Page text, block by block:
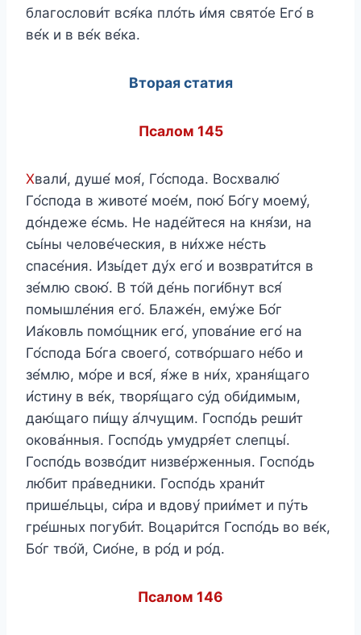
благослови́т вся́ка пло́ть и́мя свято́е Его́ в
ве́к и в ве́к ве́ка.
Вторая статия
Псалом 145
Хвали́, душе́ моя́, Го́спода. Восхвалю́
Го́спода в животе́ мое́м, пою́ Бо́гу моему́,
до́ндеже е́смь. Не наде́йтеся на кня́зи, на
сы́ны челове́ческия, в ни́хже не́сть
спасе́ния. Изы́дет ду́х его́ и возврати́тся в
зе́млю свою́. В то́й де́нь поги́бнут вся́
помышле́ния его́. Блаже́н, ему́же Бо́г
Иа́ковль помо́щник его́, упова́ние его́ на
Го́спода Бо́га своего́, сотво́ршаго не́бо и
зе́млю, мо́ре и вся́, я́же в ни́х, храня́щаго
и́стину в ве́к, творя́щаго су́д оби́димым,
даю́щаго пи́щу а́лчущим. Госпо́дь реши́т
окова́нныя. Госпо́дь умудря́ет слепцы́.
Госпо́дь возво́дит низве́рженныя. Госпо́дь
лю́бит пра́ведники. Госпо́дь храни́т
прише́льцы, си́ра и вдову́ прии́мет и пу́ть
гре́шных погуби́т. Воцари́тся Госпо́дь во ве́к,
Бо́г тво́й, Сио́не, в ро́д и ро́д.
Псалом 146